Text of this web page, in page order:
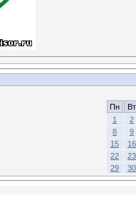
Пн
Вт
1
2
8
9
15
16
22
23
29
30